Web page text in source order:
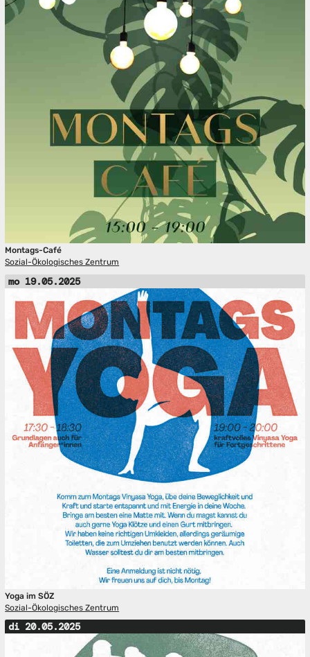
Montags-Café
Sozial-Ökologisches Zentrum
mo 19.05.2025
Yoga im SÖZ
Sozial-Ökologisches Zentrum
di 20.05.2025